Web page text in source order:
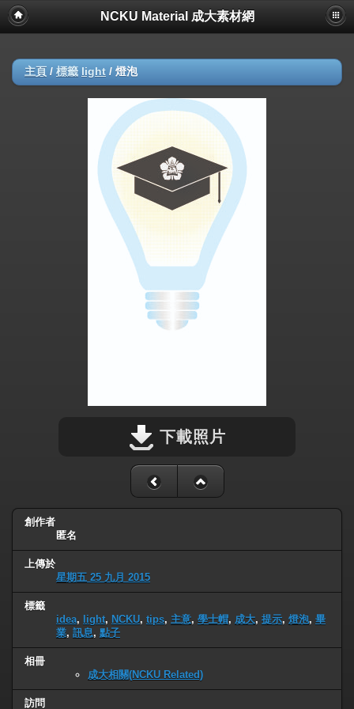
NCKU Material 成大素材網
主頁 / 標籤 light / 燈泡
下載照片
創作者
匿名
上傳於
星期五 25 九月 2015
標籤
idea, light, NCKU, tips, 主意, 學士帽, 成大, 提示, 燈泡, 畢
業, 訊息, 點子
相冊
成大相關(NCKU Related)
訪問